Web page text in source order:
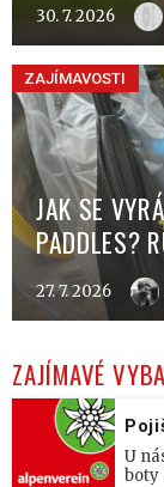
30. 7. 2026
ZAJÍMAVOSTI
JAK SE
PADDLES?
27. 7. 2026
ZAJÍMAVÉ
U
boty